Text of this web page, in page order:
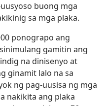
buong mga
sa mga plaka.
ponograpo ang
gamitin ang
na dinisenyo at
ginamit lalo na sa
ng pag-uusisa ng mga
nakikita ang plaka